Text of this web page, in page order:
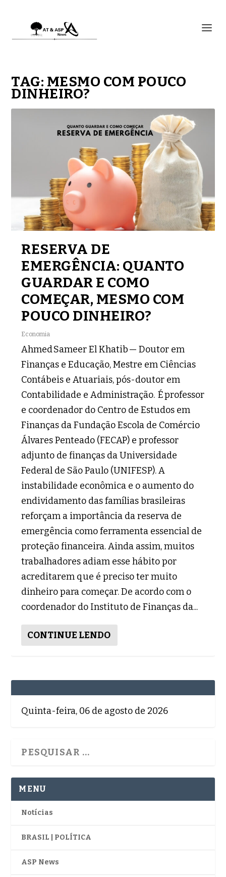
TAG: MESMO COM POUCO
DINHEIRO?
RESERVA DE
EMERGÊNCIA: QUANTO
GUARDAR E COMO
COMEÇAR, MESMO COM
POUCO DINHEIRO?
Economia
Ahmed Sameer El Khatib — Doutor em
Finanças e Educação, Mestre em Ciências
Contábeis e Atuariais, pós-doutor em
Contabilidade e Administração. É professor
e coordenador do Centro de Estudos em
Finanças da Fundação Escola de Comércio
Álvares Penteado (FECAP) e professor
adjunto de finanças da Universidade
Federal de São Paulo (UNIFESP). A
instabilidade econômica e o aumento do
endividamento das famílias brasileiras
reforçam a importância da reserva de
emergência como ferramenta essencial de
proteção financeira. Ainda assim, muitos
trabalhadores adiam esse hábito por
acreditarem que é preciso ter muito
dinheiro para começar. De acordo com o
coordenador do Instituto de Finanças da...
CONTINUE LENDO
Quinta-feira, 06 de agosto de 2026
MENU
Notícias
BRASIL | POLÍTICA
ASP News